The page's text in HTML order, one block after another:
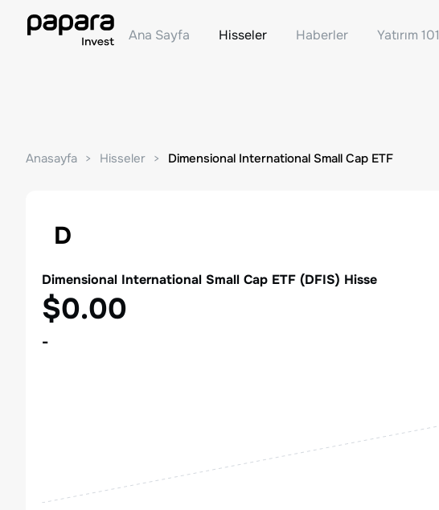
Ana Sayfa Hisseler Haberler Yatırım 101
Anasayfa Hisseler Dimensional International Small Cap ETF
D
Dimensional International Small Cap ETF (DFIS) Hisse
$0.00
-